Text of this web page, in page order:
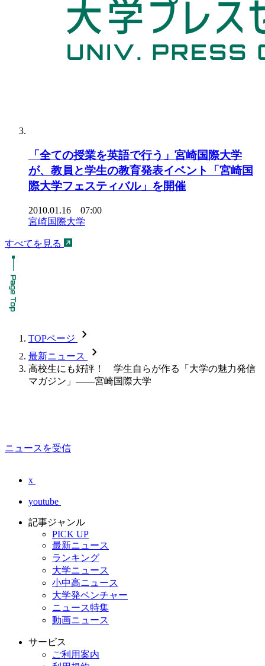
「全ての授業を英語で行う」宮崎国際大学
が、教員と学生の教育発表イベント「宮崎国
際大学フェスティバル」を開催
2010.01.16 07:00
宮崎国際大学
すべてを見る
TOPページ chevron_forward
最新ニュース chevron_forward
高校生にも好評！ 学生自らが作る「大学の魅力発信
マガジン」――宮崎国際大学
ニュースを受信
x
youtube
記事ジャンル
PICK UP
最新ニュース
ランキング
大学ニュース
小中高ニュース
大学発ベンチャー
ニュース特集
動画ニュース
サービス
ご利用案内